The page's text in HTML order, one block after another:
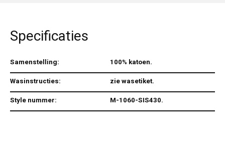
Specificaties
Samenstelling:
100% katoen.
Wasinstructies:
zie wasetiket.
Style nummer:
M-1060-SIS430.